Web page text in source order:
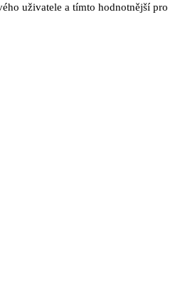
uživatele a tímto hodnotnější pro